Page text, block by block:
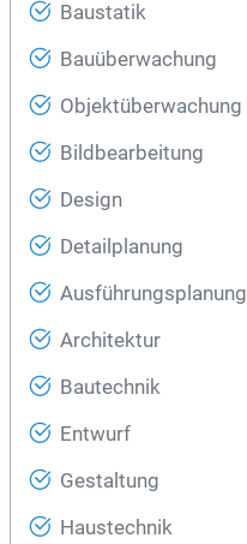
Baustatik
Bauüberwachung
Objektüberwachung
Bildbearbeitung
Design
Detailplanung
Ausführungsplanung
Architektur
Bautechnik
Entwurf
Gestaltung
Haustechnik